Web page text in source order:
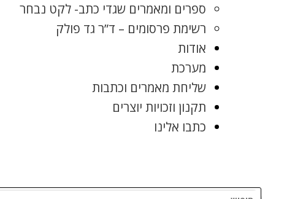
ספרים ומאמרים שגדי כתב- לקט נבחר
רשימת פרסומים – ד”ר גד פולק
אודות
מערכת
שליחת מאמרים וכתבות
תקנון וזכויות יוצרים
כתבו אלינו